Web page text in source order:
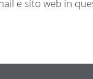
e sito web in